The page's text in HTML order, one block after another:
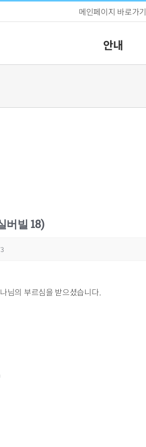
메인페이지 바로가기
안내
버빌 18)
님의 부르심을 받으셨습니다.